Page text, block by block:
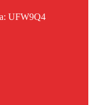
UFW9Q4